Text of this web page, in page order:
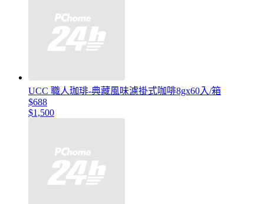
UCC 職人珈琲-典藏風味濾掛式咖啡8gx60入/箱
$688
$1,500